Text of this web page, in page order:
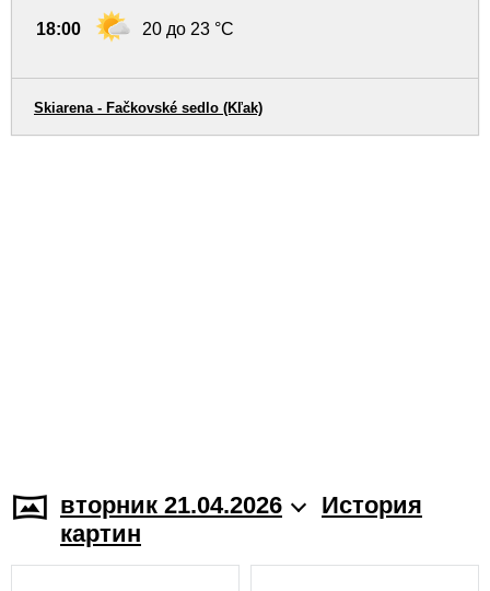
18:00 20 до 23 °C
Skiarena - Fačkovské sedlo (Kľak)
вторник 21.04.2026
История
картин